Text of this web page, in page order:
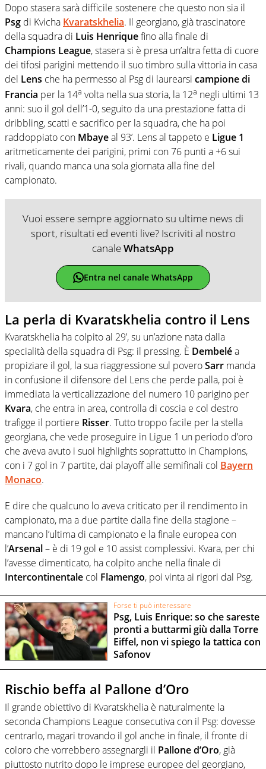
Dopo stasera sarà difficile sostenere che questo non sia il
Psg di Kvicha Kvaratskhelia. Il georgiano, già trascinatore
della squadra di Luis Henriquefino alla finale di
Champions League, stasera si è presa un’altra fetta di cuore
dei tifosi parigini mettendo il suo timbro sulla vittoria in casa
del Lens che ha permesso al Psg di laurearsi campione di
Francia per la 14a volta nella sua storia, la 12a negli ultimi 13
anni: suo il gol dell’1-0, seguito da una prestazione fatta di
dribbling, scatti e sacrifico per la squadra, che ha poi
raddoppiato con Mbayeal 93’. Lens al tappeto e Ligue 1
aritmeticamente dei parigini, primi con 76 punti a +6 sui
rivali, quando manca una sola giornata alla fine del
campionato.
Vuoi essere sempre aggiornato su ultime news di
sport, risultati ed eventi live? Iscriviti al nostro
canaleWhatsApp
Entra nel canale WhatsApp
La perla di Kvaratskhelia contro il Lens
Kvaratskhelia ha colpito al 29’, su un’azione nata dalla
specialità della squadra di Psg: il pressing. È Dembeléa
propiziare il gol, la sua riaggressione sul poveroSarr manda
in confusione il difensore del Lens che perde palla, poi è
immediata la verticalizzazione del numero 10 parigino per
Kvara, che entra in area, controlla di coscia e col destro
trafigge il portiere Risser. Tutto troppo facile per la stella
georgiana, che vede proseguire in Ligue 1 un periodo d’oro
che aveva avuto i suoi highlights soprattutto in Champions,
con i 7 gol in 7 partite, dai playoff alle semifinali col Bayern
Monaco.
E dire che qualcuno lo aveva criticato per il rendimento in
campionato, ma a due partite dalla fine della stagione –
mancano l’ultima di campionato e la finale europea con
l’Arsenal– è di 19 gol e 10 assist complessivi. Kvara, per chi
l’avesse dimenticato, ha colpito anche nella finale di
Intercontinentale col Flamengo, poi vinta ai rigori dal Psg.
Forse ti può interessare
Psg, Luis Enrique: so che sareste
pronti a buttarmi giù dalla Torre
Eiffel, non vi spiego la tattica con
Safonov
Rischio beffa al Pallone d’Oro
Il grande obiettivo di Kvaratskhelia è naturalmente la
seconda Champions League consecutiva con il Psg: dovesse
centrarlo, magari trovando il gol anche in finale, il fronte di
coloro che vorrebbero assegnargli il Pallone d’Oro, già
piuttosto nutrito dopo le imprese europee del georgiano,